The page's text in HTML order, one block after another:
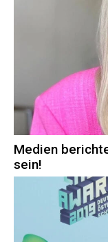
Medien
sein!